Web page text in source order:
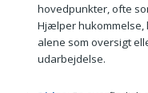
hovedpunkter, ofte
Hjælper hukommelse,
alene som oversigt
udarbejdelse.